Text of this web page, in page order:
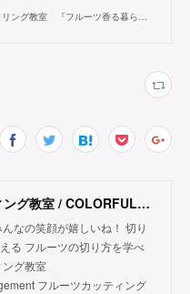
フルーツカッティング教室＆フルーツスタイリング教室 『フルーツ香る暮らしを楽しむ』カラフルフルーツのブログ～
フルーツカッティング教室 / COLORFUL FRUITS
なの笑顔が嬉しいね！ 切り
る フルーツの切り方を学べ
グ教室
フルーツカッティング